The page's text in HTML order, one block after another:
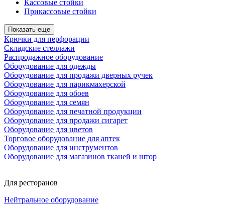
Кассовые стойки
Прикассовые стойки
Показать еще
Крючки для перфорации
Складские стеллажи
Распродажное оборудование
Оборудование для одежды
Оборудование для продажи дверных ручек
Оборудование для парикмахерской
Оборудование для обоев
Оборудование для семян
Оборудование для печатной продукции
Оборудование для продажи сигарет
Оборудование для цветов
Торговое оборудование для аптек
Оборудование для инструментов
Оборудование для магазинов тканей и штор
Для ресторанов
Нейтральное оборудование